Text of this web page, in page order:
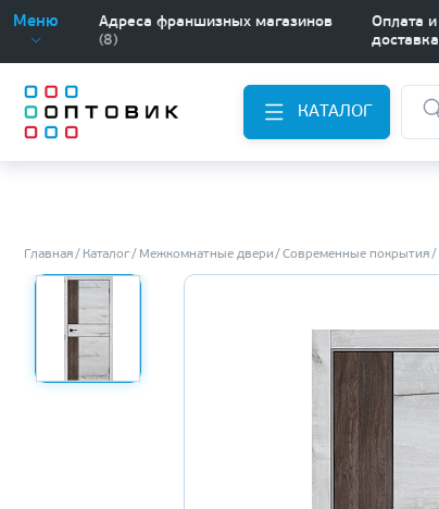
Меню
Адреса франшизных магазинов
(8)
Оплата и
доставка
КАТАЛОГ
Главная Каталог Межкомнатные двери Современные покрытия